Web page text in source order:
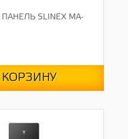
SLINEX MA-
КОРЗИНУ